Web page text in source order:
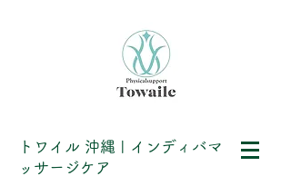
トワイル 沖縄 | インディバマ
ッサージケア